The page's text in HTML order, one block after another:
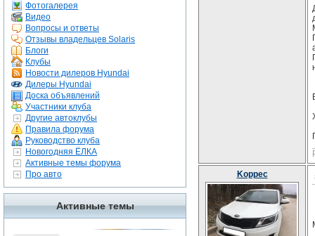
Фотогалерея
Видео
Вопросы и ответы
Отзывы владельцев Solaris
Блоги
Клубы
Новости дилеров Hyundai
Дилеры Hyundai
Доска объявлений
Участники клуба
Другие автоклубы
Правила форума
Руководство клуба
Новогодняя ЁЛКА
Активные темы форума
Про авто
Активные темы
Koppec